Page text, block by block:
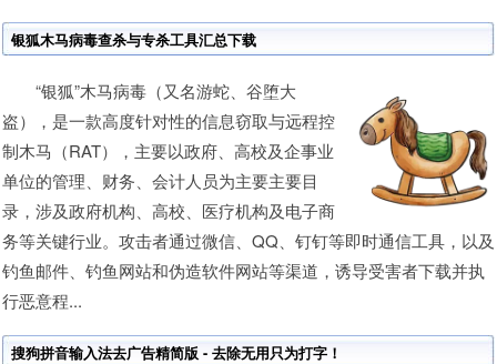
银狐木马病毒查杀与专杀工具汇总下载
“银狐”木马病毒（又名游蛇、谷堕大
盗），是一款高度针对性的信息窃取与远程控
制木马（RAT），主要以政府、高校及企事业
单位的管理、财务、会计人员为主要主要目
录，涉及政府机构、高校、医疗机构及电子商
务等关键行业。攻击者通过微信、QQ、钉钉等即时通信工具，以及
钓鱼邮件、钓鱼网站和伪造软件网站等渠道，诱导受害者下载并执
行恶意程...
搜狗拼音输入法去广告精简版 - 去除无用只为打字！